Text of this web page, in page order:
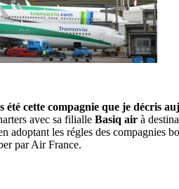
été cette compagnie que je décris
avec sa filialle Basiq air à
adoptant les régles des compagnies
par Air France.